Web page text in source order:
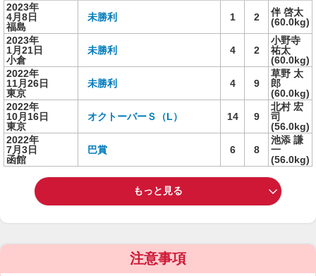
2023年
4月8日
福島
未勝利 1 2
伴 啓太
(60.0kg)
2023年
1月21日
小倉
未勝利 4 2
小野寺
祐太
(60.0kg)
2022年
11月26日
東京
未勝利 4 9
草野 太
郎
(60.0kg)
2022年
10月16日
東京
オクトーバーＳ（L） 14 9
北村 宏
司
(56.0kg)
2022年
7月3日
函館
巴賞 6 8
池添 謙
一
(56.0kg)
もっと見る
注意事項